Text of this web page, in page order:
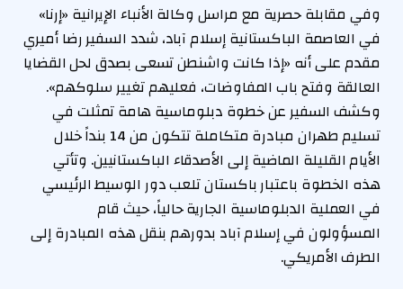
وفي مقابلة حصرية مع مراسل وكالة الأنباء الإيرانية «إرنا»
في العاصمة الباكستانية إسلام آباد، شدد السفير رضا أميري
مقدم على أنه «إذا كانت واشنطن تسعى بصدق لحل القضايا
العالقة وفتح باب المفاوضات، فعليهم تغيير سلوكهم».
وكشف السفير عن خطوة دبلوماسية هامة تمثلت في
تسليم طهران مبادرة متكاملة تتكون من 14 بنداً خلال
الأيام القليلة الماضية إلى الأصدقاء الباكستانيين. وتأتي
هذه الخطوة باعتبار باكستان تلعب دور الوسيط الرئيسي
في العملية الدبلوماسية الجارية حالياً، حيث قام
المسؤولون في إسلام آباد بدورهم بنقل هذه المبادرة إلى
الطرف الأمريكي.